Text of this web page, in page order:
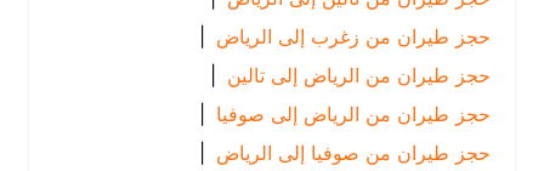
حجز طيران من زغرب إلى الرياض
|
حجز طيران من الرياض إلى تالين
|
حجز طيران من الرياض إلى صوفيا
|
حجز طيران من صوفيا إلى الرياض
|